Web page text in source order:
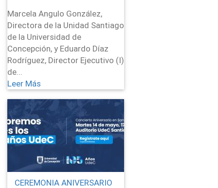
Marcela Angulo González,
Directora de la Unidad Santiago
de la Universidad de
Concepción, y Eduardo Díaz
Rodríguez, Director Ejecutivo (I)
de...
Leer Más
CEREMONIA ANIVERSARIO